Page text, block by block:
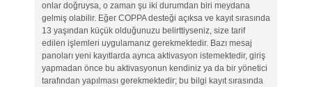
onlar doğruysa, o zaman şu iki durumdan biri meydana
gelmiş olabilir. Eğer COPPA desteği açıksa ve kayıt sırasında
13 yaşından küçük olduğunuzu belirttiyseniz, size tarif
edilen işlemleri uygulamanız gerekmektedir. Bazı mesaj
panoları yeni kayıtlarda ayrıca aktivasyon istemektedir, giriş
yapmadan önce bu aktivasyonun kendiniz ya da bir yönetici
tarafından yapılması gerekmektedir; bu bilgi kayıt sırasında